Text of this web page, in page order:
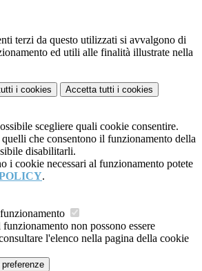
terzi da questo utilizzati si avvalgono di
ed utili alle finalità illustrate nella
i cookies Accetta tutti i cookies
scegliere quali cookie consentire.
che consentono il funzionamento della
disabilitarli.
i cookie necessari al funzionamento potete
.
non possono essere
l'elenco nella pagina della cookie